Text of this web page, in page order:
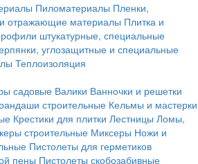
Пиломатериалы Пленки,
отражающие материалы Плитка и
штукатурные, специальные
углозащитные и специальные
Теплоизоляция
садовые Валики Ванночки и решетки
строительные Кельмы и мастерки
Крестики для плитки Лестницы Ломы,
строительные Миксеры Ножи и
Пистолеты для герметиков
пены Пистолеты скобозабивные